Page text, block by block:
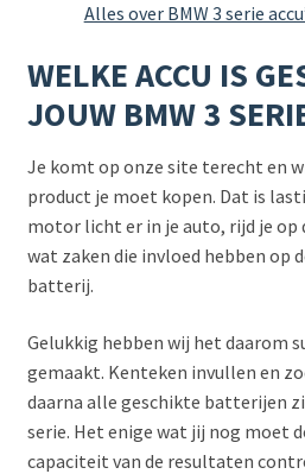
Alles over BMW 3 serie
WELKE ACCU IS
JOUW BMW 3
Je komt op onze site terecht en
product je moet kopen. Dat is
motor licht er in je auto, rijd je op
wat zaken die invloed hebben op
batterij.
Gelukkig hebben wij het daarom
gemaakt. Kenteken invullen en
daarna alle geschikte batterijen
serie. Het enige wat jij nog moet
capaciteit van de resultaten